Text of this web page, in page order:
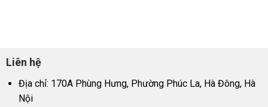
Liên hệ
Địa chỉ: 170A Phùng Hưng, Phường Phúc La, Hà Đông, Hà
Nội